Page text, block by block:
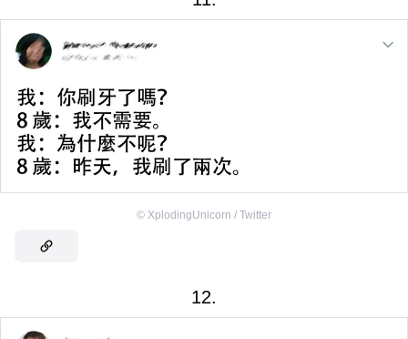
© XplodingUnicorn / Twitter
12.